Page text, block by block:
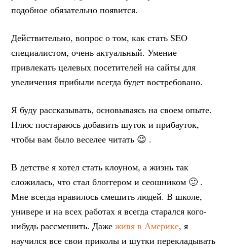
подобное обязательно появится.
Действительно, вопрос о том, как стать SEO
специалистом, очень актуальный. Умение
привлекать целевых посетителей на сайты для
увеличения прибыли всегда будет востребовано.
Я буду рассказывать, основываясь на своем опыте.
Плюс постараюсь добавить шуток и прибауток,
чтобы вам было веселее читать 😉 .
В детстве я хотел стать клоуном, а жизнь так
сложилась, что стал блоггером и сеошником 🙂 .
Мне всегда нравилось смешить людей. В школе,
универе и на всех работах я всегда старался кого-
нибудь рассмешить. Дажеживя в Америке, я
научился все свои приколы и шутки перекладывать